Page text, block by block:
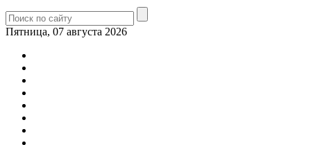
Пятница, 07 августа 2026